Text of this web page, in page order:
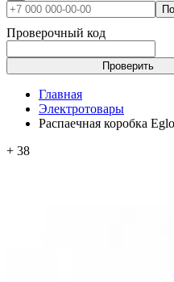
Проверочный код
Проверить
Главная
Электротовары
Распаечная коробка
+ 38